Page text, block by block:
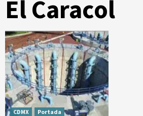
El Caracol
CDMX Portada